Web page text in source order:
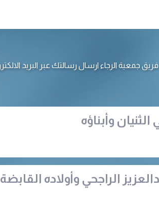
وأبناؤه
الراجحي وأولاده القابضة